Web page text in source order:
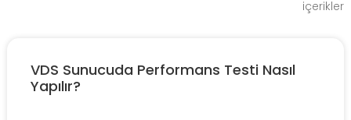
içerikler
VDS Sunucuda Performans Testi Nasıl
Yapılır?